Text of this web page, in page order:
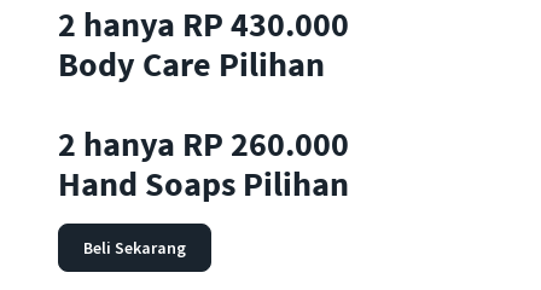
2 hanya RP 430.000
Body Care Pilihan
2 hanya RP 260.000
Hand Soaps Pilihan
Beli Sekarang